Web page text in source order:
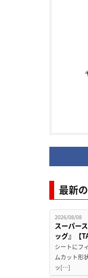
最新
2026/08/08
スーパー
ッグ』【
シートにフ
ムカット形
ッ[…]